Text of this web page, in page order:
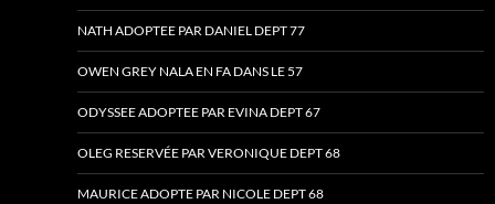
NATH ADOPTEE PAR DANIEL DEPT 77
OWEN GREY NALA EN FA DANS LE 57
ODYSSEE ADOPTEE PAR EVINA DEPT 67
OLEG RESERVÉE PAR VERONIQUE DEPT 68
MAURICE ADOPTE PAR NICOLE DEPT 68